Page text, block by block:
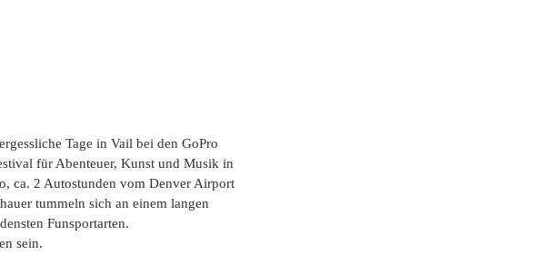
Tage in Vail bei den GoPro
für Abenteuer, Kunst und Musik in
ca. 2 Autostunden vom Denver Airport
tummeln sich an einem langen
Funsportarten.
sein.